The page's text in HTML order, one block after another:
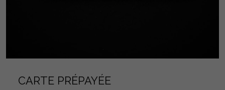
CARTE PRÉPAYÉE